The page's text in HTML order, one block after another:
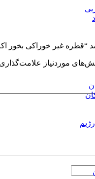
خوراکی بخور اکالیپتوس 15 میلی
موردنیاز